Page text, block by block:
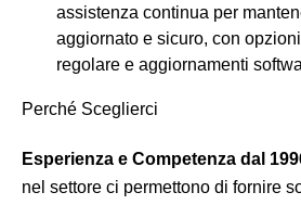
assistenza continua per
aggiornato e sicuro, con
regolare e aggiornamenti
Perché Sceglierci
Esperienza e Competenza dal
nel settore ci permettono di fornire